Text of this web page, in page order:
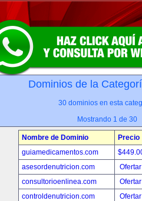
Dominios de la
30 dominios en esta
Mostrando 1 de 30
Nombre de Dominio
Precio
guiamedicamentos.com
asesordenutricion.com
consultorioenlinea.com
controldenutricion.com